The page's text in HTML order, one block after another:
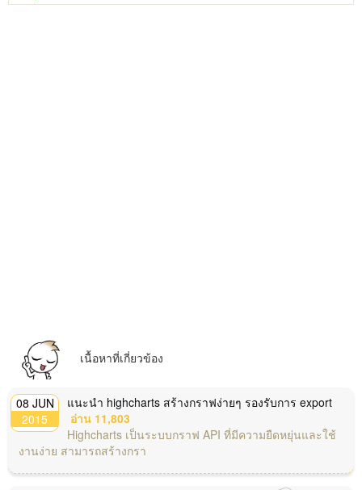
เนื้อหาที่เกี่ยวข้อง
08 JUN
2015
แนะนำ highcharts สร้างกราฟง่ายๆ รองรับการ export
อ่าน 11,803
Highcharts เป็นระบบกราฟ API ที่มีความยืดหยุ่นและใช้
งานง่าย สามารถสร้างกรา